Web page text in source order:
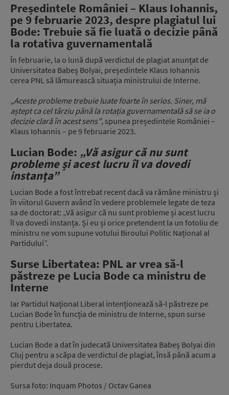
Președintele României – Klaus Iohannis,
pe 9 februarie 2023, despre plagiatul lui
Bode: Trebuie să fie luată o decizie până
la rotativa guvernamentală
În februarie, la o lună după verdictul de plagiat anunțat de
Universitatea Babeș Bolyai, președintele Klaus Iohannis
cerea PNL să lămurească situația ministrului de Interne.
„Aceste probleme trebuie luate foarte în serios. Siner, mă
aștept ca cel târziu până la rotația guvernamentală să se ia o
decizie clară în acest sens”, spunea președintele României –
Klaus Iohannis – pe 9 februarie 2023.
Lucian Bode: „Vă asigur că nu sunt
probleme și acest lucru îl va dovedi
instanța”
Lucian Bode a fost întrebat recent dacă va rămâne ministru și
în viitorul Guvern având în vedere problemele legate de teza
sa de doctorat: „Vă asigur că nu sunt probleme și acest lucru
îl va dovedi instanța. Și eu și orice pretendent la un fotoliu de
ministru ne vom supune votului Biroului Politic Național al
Partidului”.
Surse Libertatea: PNL ar vrea să-l
păstreze pe Lucia Bode ca ministru de
Interne
Iar Partidul Național Liberal intenționează să-l păstreze pe
Lucian Bode în funcția de ministru de Interne, spun surse
pentru Libertatea.
Lucian Bode a dat în judecată Universitatea Babeș Bolyai din
Cluj pentru a scăpa de verdictul de plagiat, însă până acum a
pierdut deja două procese.
Sursa foto: Inquam Photos / Octav Ganea